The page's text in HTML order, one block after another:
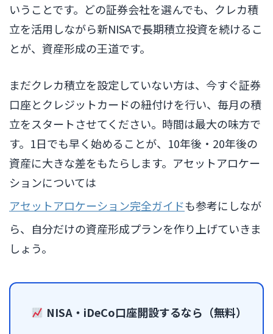
いうことです。どの証券会社を選んでも、クレカ積
立を活用しながら新NISAで長期積立投資を続けるこ
とが、資産形成の王道です。
まだクレカ積立を設定していない方は、今すぐ証券
口座とクレジットカードの紐付けを行い、毎月の積
立をスタートさせてください。時間は最大の味方で
す。1日でも早く始めることが、10年後・20年後の
資産に大きな差をもたらします。アセットアロケー
ションについては
アセットアロケーション完全ガイドも参考にしなが
ら、自分だけの資産形成プランを作り上げていきま
しょう。
NISA・iDeCo口座開設するなら（無料）